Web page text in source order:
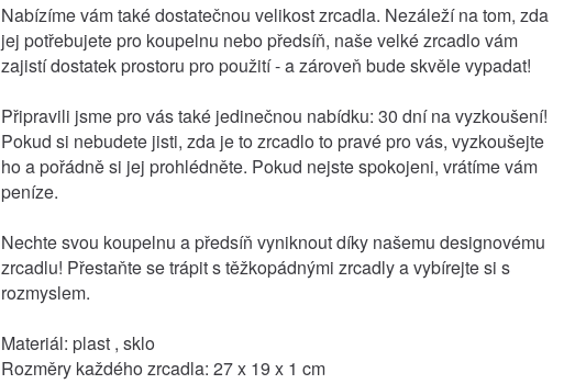
Nabízíme vám také dostatečnou velikost zrcadla. Nezáleží na tom, zda
jej potřebujete pro koupelnu nebo předsíň, naše velké zrcadlo vám
zajistí dostatek prostoru pro použití - a zároveň bude skvěle vypadat!
Připravili jsme pro vás také jedinečnou nabídku: 30 dní na vyzkoušení!
Pokud si nebudete jisti, zda je to zrcadlo to pravé pro vás, vyzkoušejte
ho a pořádně si jej prohlédněte. Pokud nejste spokojeni, vrátíme vám
peníze.
Nechte svou koupelnu a předsíň vyniknout díky našemu designovému
zrcadlu! Přestaňte se trápit s těžkopádnými zrcadly a vybírejte si s
rozmyslem.
Materiál: plast , sklo
Rozměry každého zrcadla: 27 x 19 x 1 cm